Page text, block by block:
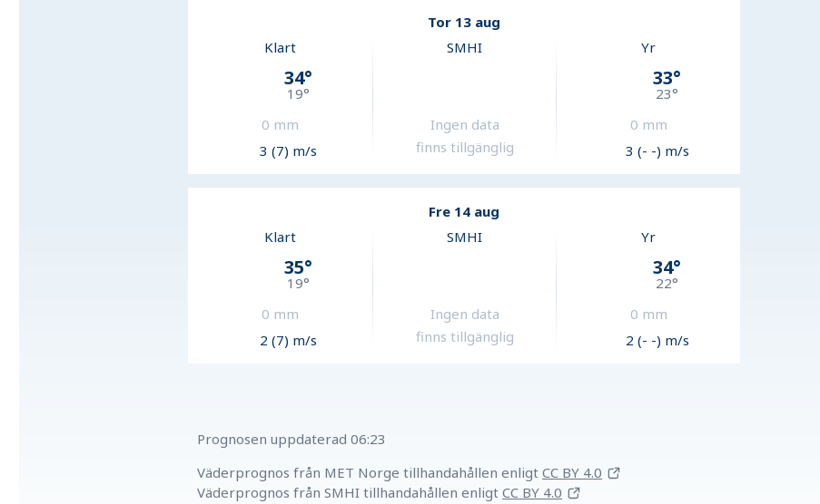
Tor 13 aug
Klart
34°
19°
0 mm
3 (7) m/s
SMHI
Ingen data
finns tillgänglig
Yr
33°
23°
0 mm
3 (- -) m/s
Fre 14 aug
Klart
35°
19°
0 mm
2 (7) m/s
SMHI
Ingen data
finns tillgänglig
Yr
34°
22°
0 mm
2 (- -) m/s
Prognosen uppdaterad 06:23
Väderprognos från MET Norge tillhandahållen enligt CC BY 4.0
Väderprognos från SMHI tillhandahållen enligt CC BY 4.0